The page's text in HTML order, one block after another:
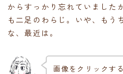
からすっかり忘れていました
も二足のわらじ。いや、もう
な、最近は。
画像をクリックす